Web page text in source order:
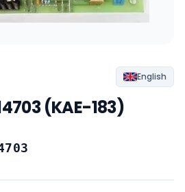
English
(KAE-183)